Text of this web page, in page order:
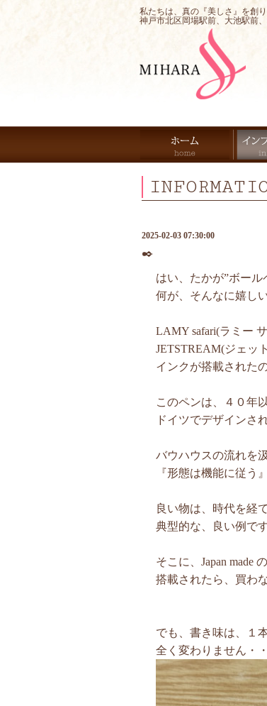
私たちは、真の『美しさ』を創
神戸市北区岡場駅前、大池駅前
2025-02-03 07:30:00
✒️
はい、たかが”ボー
何が、そんなに嬉し
LAMY safari(ラミー
JETSTREAM(ジェッ
インクが搭載された
このペンは、４０年
ドイツでデザインさ
バウハウスの流れを
『形態は機能に従う
良い物は、時代を経
典型的な、良い例で
そこに、Japan made
搭載されたら、買わ
でも、書き味は、１
全く変わりません・